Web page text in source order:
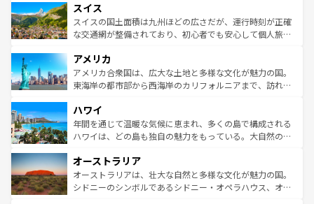
れる地方に足を運ぶとそれぞれで全く異なる文化を体験で
きるだろう。 なお、新着のフランス情報はコンテンツ一覧
を参照してほしい。
は、お酒好きな人にはぜひ体験してほしい。 なお、新着の
ドイツ情報はコンテンツ一覧を参照してほしい。
リアごとに異なる魅力がある。また、優雅なアフタヌーン
ティー、ビール好きにはたまらない英国パブ、サッカー観
戦など、本場だからこそできる体験も豊富。イギリスを旅
ンツ一覧を参照してほしい。
スイス
スイスの国土面積は九州ほどの広さだが、運行時刻が正確
な交通網が整備されており、初心者でも安心して個人旅行
の建物がそのまま残る町や、スイスならではのユニークな
博物館もあり、アルプス観光だけでなく町歩きも満喫する
ことができる。国民の所得が高いため物価も高いが、旅行
ば市内交通費無料で観光を楽しむこともできる。 なお、新
着のスイス情報はコンテンツ一覧 を参照してほしい。
アメリカ
アメリカ合衆国は、広大な土地と多様な文化が魅力の国。
東海岸の都市部から西海岸のカリフォルニアまで、訪れる
のような巨大都市は、観光、ショッピング、エンターテイ
ンメントが詰まった刺激的なスポットだ。一方、アメリカ
西部には大自然が広がり、グランドキャニオンやイエロー
部のニューオーリンズでは、音楽と美食が融合した独特の
文化が魅力。旅行者はアメリカの各地域で異なる魅力を楽
しみながら、その多様性と豊かな歴史を感じることができ
ハワイ
年間を通じて温暖な気候に恵まれ、多くの島で構成される
ハワイは、どの島も独自の魅力をもっている。大自然の神
ワイ島は見逃せない。また、定番の観光地といえばオアフ
島だが、静かな自然を求めるならマウイ島やカウアイ島が
おすすめ。エメラルドグリーンに輝く海をはじめ、豊かな
オーストラリア
オーストラリアは、壮大な自然と多様な文化が魅力の国。
シドニーのシンボルであるシドニー・オペラハウス、オー